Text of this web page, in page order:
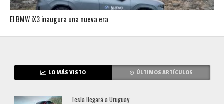
El BMW iX3 inaugura una nueva era
LO MÁS VISTO ÚLTIMOS ARTÍCULOS
Tesla llegará a Uruguay